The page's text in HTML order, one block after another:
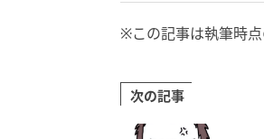
※この記事は執筆時点
次の記事